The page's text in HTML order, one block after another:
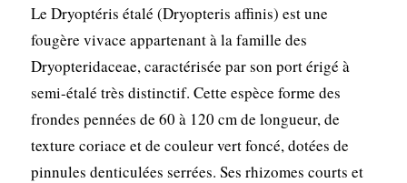
Le Dryoptéris étalé (Dryopteris affinis) est une
fougère vivace appartenant à la famille des
Dryopteridaceae, caractérisée par son port érigé à
semi-étalé très distinctif. Cette espèce forme des
frondes pennées de 60 à 120 cm de longueur, de
texture coriace et de couleur vert foncé, dotées de
pinnules denticulées serrées. Ses rhizomes courts et